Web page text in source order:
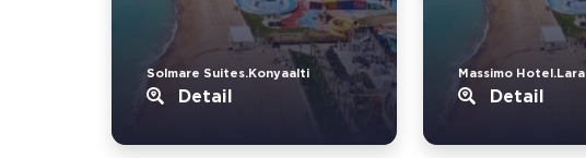
Solmare Suites.Konyaalti
Detail
Massimo Hotel.Lara
Detail